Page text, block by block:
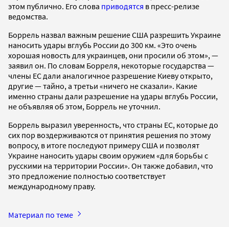
этом публично. Его слова приводятся в пресс-релизе
ведомства.
Боррель назвал важным решение США разрешить Украине
наносить удары вглубь России до 300 км. «Это очень
хорошая новость для украинцев, они просили об этом», —
заявил он. По словам Борреля, некоторые государства —
члены ЕС дали аналогичное разрешение Киеву открыто,
другие — тайно, а третьи «ничего не сказали». Какие
именно страны дали разрешение на удары вглубь России,
не объявляя об этом, Боррель не уточнил.
Боррель выразил уверенность, что страны ЕС, которые до
сих пор воздерживаются от принятия решения по этому
вопросу, в итоге последуют примеру США и позволят
Украине наносить удары своим оружием «для борьбы с
русскими на территории России». Он также добавил, что
это предложение полностью соответствует
международному праву.
Материал по теме